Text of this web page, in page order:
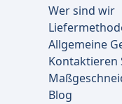
Wer sind wir
Allgemeine
Kontaktieren
Blog